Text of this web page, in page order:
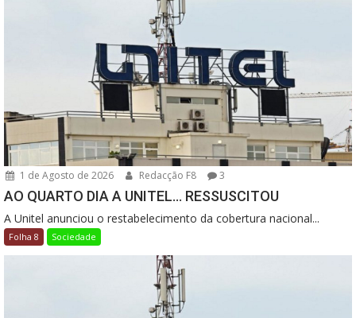
1 de Agosto de 2026 Redacção F8 3
AO QUARTO DIA A UNITEL… RESSUSCITOU
A Unitel anunciou o restabelecimento da cobertura nacional...
Folha 8 Sociedade